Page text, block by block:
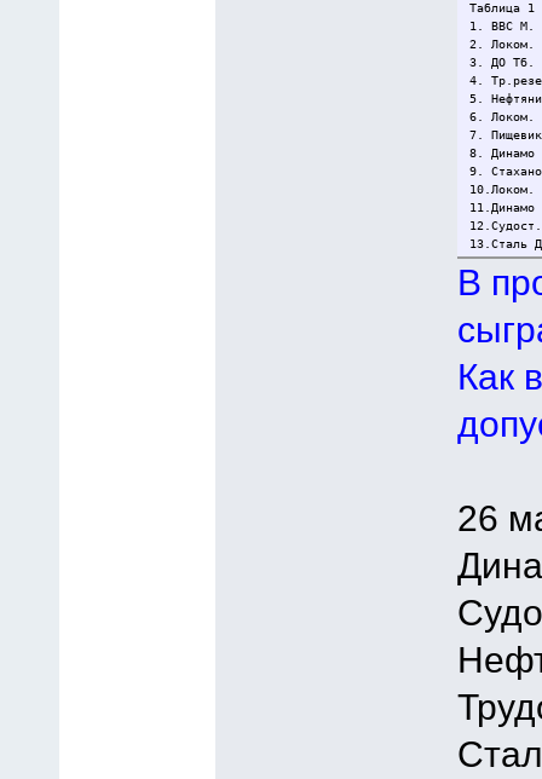
Таблица 1
1. ВВС М.
2.
3. ДО Тб.
4.
5.
6.
7.
8.
9.
13.Сталь
В
Как
26